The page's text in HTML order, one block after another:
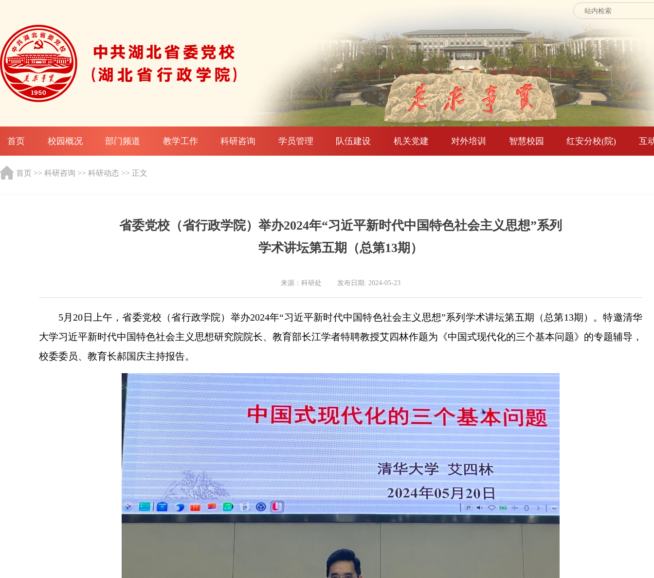
首页 校园概况 部门频道 教学工作 科研咨询 学员管理 队伍建设 机关党建 对外培训 智慧校园 红安分校(院) 互
首页 >> 科研咨询 >> 科研动态 >> 正文
省委党校（省行政学院）举办2024年“习近平新时代中国特色社会主义思想”系列
学术讲坛第五期（总第13期）
来源：科研处 发布日期: 2024-05-23
5月20日上午，省委党校（省行政学院）举办2024年“习近平新时代中国特色社会主义思想”系列学术讲坛第五期（总第13期）。特邀清华
大学习近平新时代中国特色社会主义思想研究院院长、教育部长江学者特聘教授艾四林作题为《中国式现代化的三个基本问题》的专题辅导，
校委委员、教育长郝国庆主持报告。